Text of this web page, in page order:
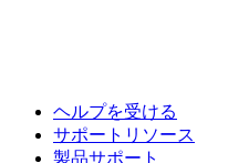
ヘルプを受ける
サポートリソース
製品サポート